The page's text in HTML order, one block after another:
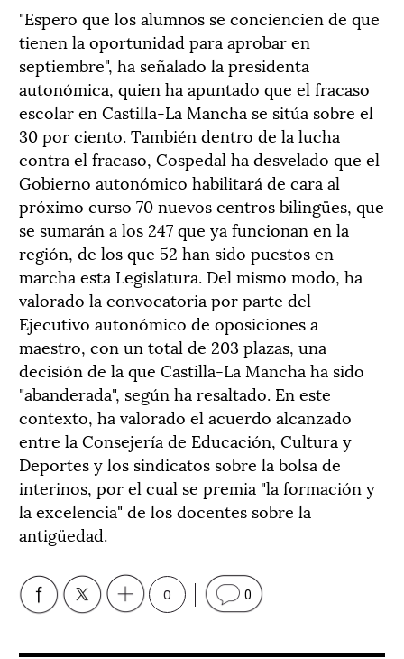
"Espero que los alumnos se conciencien de que
tienen la oportunidad para aprobar en
septiembre", ha señalado la presidenta
autonómica, quien ha apuntado que el fracaso
escolar en Castilla-La Mancha se sitúa sobre el
30 por ciento. También dentro de la lucha
contra el fracaso, Cospedal ha desvelado que el
Gobierno autonómico habilitará de cara al
próximo curso 70 nuevos centros bilingües, que
se sumarán a los 247 que ya funcionan en la
región, de los que 52 han sido puestos en
marcha esta Legislatura. Del mismo modo, ha
valorado la convocatoria por parte del
Ejecutivo autonómico de oposiciones a
maestro, con un total de 203 plazas, una
decisión de la que Castilla-La Mancha ha sido
"abanderada", según ha resaltado. En este
contexto, ha valorado el acuerdo alcanzado
entre la Consejería de Educación, Cultura y
Deportes y los sindicatos sobre la bolsa de
interinos, por el cual se premia "la formación y
la excelencia" de los docentes sobre la
antigüedad.
0 0